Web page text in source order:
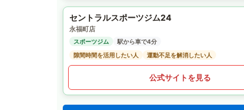
セントラルスポーツジム24
永福町店
スポーツジム
駅から車で4分
隙間時間を活用したい人
運動不足を解消したい人
公式サイトを見る